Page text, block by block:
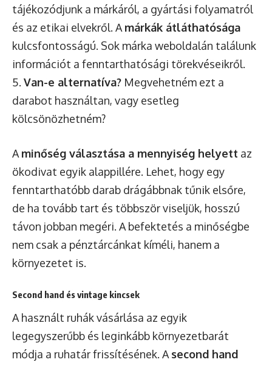
tájékozódjunk a márkáról, a gyártási folyamatról
és az etikai elvekről. A márkák átláthatósága
kulcsfontosságú. Sok márka weboldalán találunk
információt a fenntarthatósági törekvéseikről.
5. Van-e alternatíva? Megvehetném ezt a
darabot használtan, vagy esetleg
kölcsönözhetném?
A minőség választása a mennyiség helyett az
ökodivat egyik alappillére. Lehet, hogy egy
fenntarthatóbb darab drágábbnak tűnik elsőre,
de ha tovább tart és többször viseljük, hosszú
távon jobban megéri. A befektetés a minőségbe
nem csak a pénztárcánkat kíméli, hanem a
környezetet is.
Second hand és vintage kincsek
A használt ruhák vásárlása az egyik
legegyszerűbb és leginkább környezetbarát
módja a ruhatár frissítésének. A second hand